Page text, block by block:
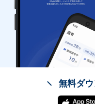
無料ダ